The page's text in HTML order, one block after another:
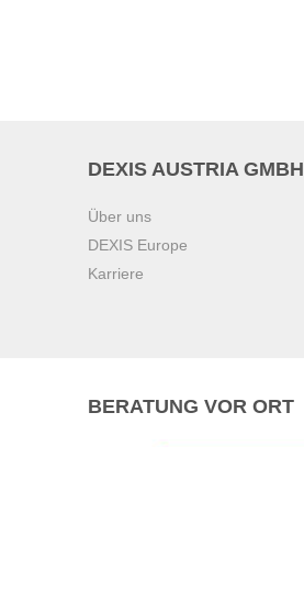
DEXIS AUSTRIA GMBH
Über uns
DEXIS Europe
Karriere
BERATUNG VOR ORT